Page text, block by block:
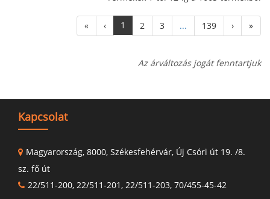
« ‹ 1 2 3 ... 139 › »
Az árváltozás jogát fenntartjuk
Kapcsolat
Magyarország, 8000, Székesfehérvár, Új Csóri út 19. /8.
sz. fő út
22/511-200, 22/511-201, 22/511-203, 70/455-45-42